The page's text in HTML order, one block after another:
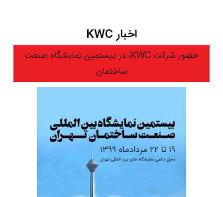
اخبار KWC
حضور شرکت KWC، در بیستمین نمایشگاه صنعت
ساختمان